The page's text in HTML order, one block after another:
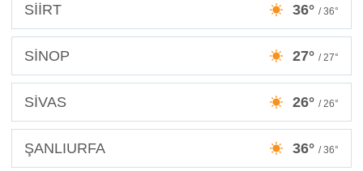
SİİRT 36° / 36°
SİNOP 27° / 27°
SİVAS 26° / 26°
ŞANLIURFA 36° / 36°